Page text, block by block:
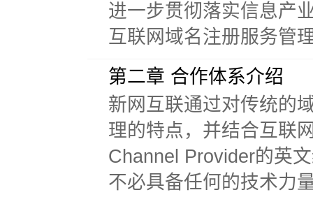
进一步贯彻落实信息产
互联网域名注册服务管
第二章 合作体系介绍
新网互联通过对传统的
理的特点，并结合互联
Channel Provider的英
不必具备任何的技术力